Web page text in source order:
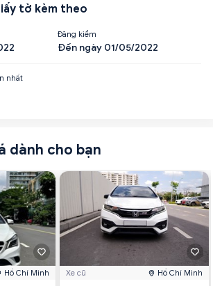
tờ kèm theo
Đăng kiểm
Đến ngày 01/05/2022
nhất
dành cho bạn
Hồ Chí Minh Xe cũ Hồ Chí Minh